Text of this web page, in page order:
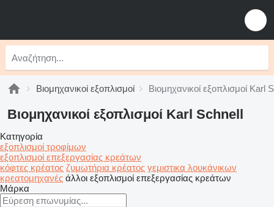
Βιομηχανικοί εξοπλισμοί Βιομηχανικοί εξοπλισμοί Karl
Βιομηχανικοί εξοπλισμοί Karl Schnell
Κατηγορία
εξοπλισμοί τροφίμων
εξοπλισμοί επεξεργασίας κρεάτων
κόφτες κρέατος ζυμωτήρια κρέατος γεμιστικα λουκάνικων
κρεατομηχανές άλλοι εξοπλισμοί επεξεργασίας κρεάτων
Μάρκα